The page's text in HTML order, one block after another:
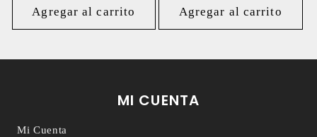
Agregar al carrito
oferta
Agregar al carrito
MI CUENTA
Mi Cuenta